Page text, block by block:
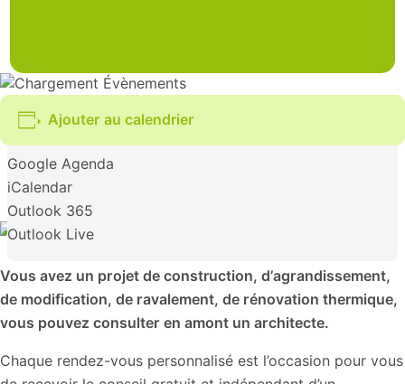
Ajouter au calendrier
Google Agenda
iCalendar
Outlook 365
Outlook Live
Vous avez un projet de construction, d’agrandissement,
de modification, de ravalement, de rénovation thermique,
vous pouvez consulter en amont un architecte.
Chaque rendez-vous personnalisé est l’occasion pour vous